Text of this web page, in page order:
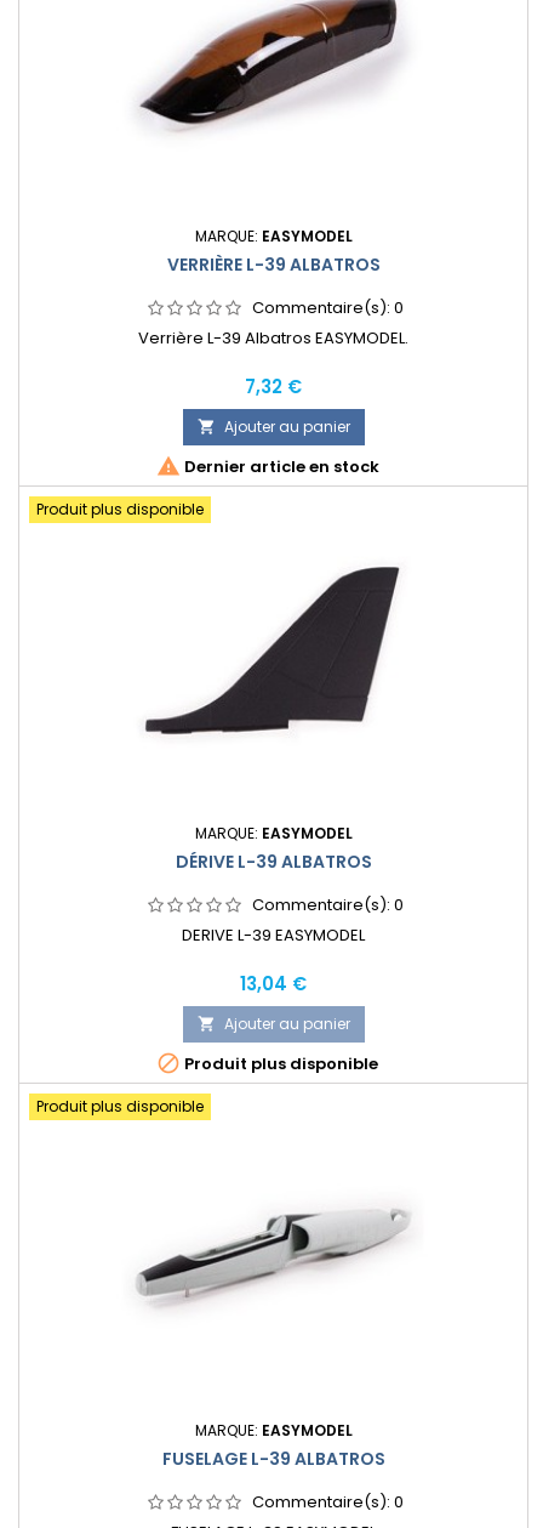
MARQUE: EASYMODEL
VERRIÈRE L-39 ALBATROS
Commentaire(s): 0
Verrière L-39 Albatros EASYMODEL.
Prix
7,32 €
 Ajouter au panier
 Dernier article en stock
Produit plus disponible
MARQUE: EASYMODEL
DÉRIVE L-39 ALBATROS
Commentaire(s): 0
DERIVE L-39 EASYMODEL
Prix
13,04 €
 Ajouter au panier
 Produit plus disponible
Produit plus disponible
MARQUE: EASYMODEL
FUSELAGE L-39 ALBATROS
Commentaire(s): 0